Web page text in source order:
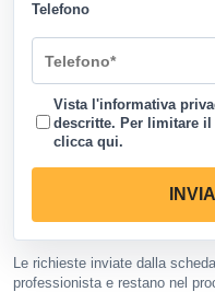
Telefono
Vista l'informativa
descritte. Per limitare
clicca qui.
Le richieste inviate dalla
professionista e restano nel